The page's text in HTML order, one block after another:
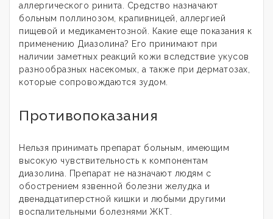
аллергического ринита. Средство назначают
больным поллинозом, крапивницей, аллергией
пищевой и медикаментозной. Какие еще показания к
применению Диазолина? Его принимают при
наличии заметных реакций кожи вследствие укусов
разнообразных насекомых, а также при дерматозах,
которые сопровождаются зудом.
Противопоказания
Нельзя принимать препарат больным, имеющим
высокую чувствительность к компонентам
диазолина. Препарат не назначают людям с
обострением язвенной болезни желудка и
двенадцатиперстной кишки и любыми другими
воспалительными болезнями ЖКТ.